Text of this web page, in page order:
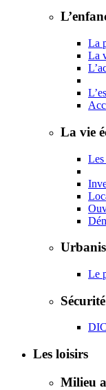
La
La
La vie
Les
Le
Les loisirs
Milieu